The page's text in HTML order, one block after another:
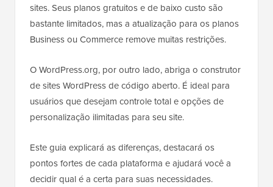
sites. Seus planos gratuitos e de baixo custo são
bastante limitados, mas a atualização para os planos
Business ou Commerce remove muitas restrições.
O WordPress.org, por outro lado, abriga o construtor
de sites WordPress de código aberto. É ideal para
usuários que desejam controle total e opções de
personalização ilimitadas para seu site.
Este guia explicará as diferenças, destacará os
pontos fortes de cada plataforma e ajudará você a
decidir qual é a certa para suas necessidades.